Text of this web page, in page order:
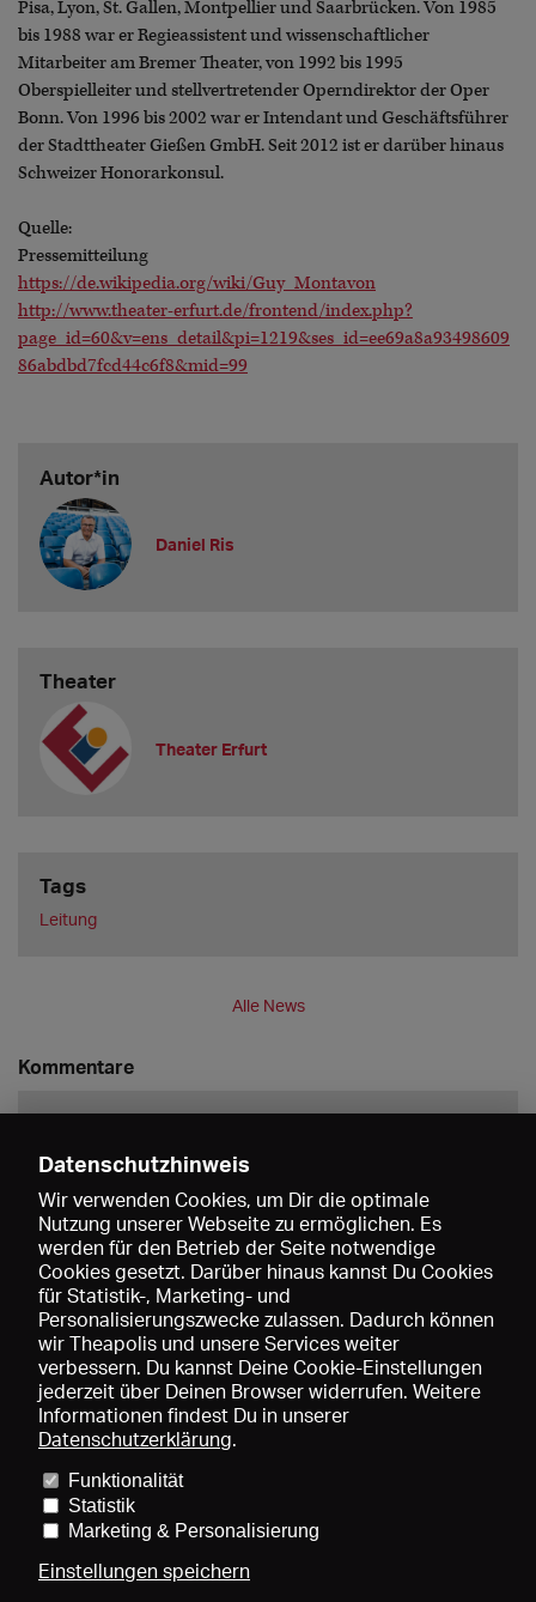
Pisa, Lyon, St. Gallen, Montpellier und Saarbrücken. Von 1985
bis 1988 war er Regieassistent und wissenschaftlicher
Mitarbeiter am Bremer Theater, von 1992 bis 1995
Oberspielleiter und stellvertretender Operndirektor der Oper
Bonn. Von 1996 bis 2002 war er Intendant und Geschäftsführer
der Stadttheater Gießen GmbH. Seit 2012 ist er darüber hinaus
Schweizer Honorarkonsul.
Quelle:
Pressemitteilung
https://de.wikipedia.org/wiki/Guy_Montavon
http://www.theater-erfurt.de/frontend/index.php?
page_id=60&v=ens_detail&pi=1219&ses_id=ee69a8a93498609
86abdbd7fcd44c6f8&mid=99
Autor*in
Daniel Ris
Theater
Theater Erfurt
Tags
Leitung
Alle News
Kommentare
Speichern
Preise und Mitgliedschaften
Mediadaten
Über uns Impressum
Datenschutzhinweis
Wir verwenden Cookies, um Dir die optimale
Nutzung unserer Webseite zu ermöglichen. Es
werden für den Betrieb der Seite notwendige
Cookies gesetzt. Darüber hinaus kannst Du Cookies
für Statistik-, Marketing- und
Personalisierungszwecke zulassen. Dadurch können
wir Theapolis und unsere Services weiter
verbessern. Du kannst Deine Cookie-Einstellungen
jederzeit über Deinen Browser widerrufen. Weitere
Informationen findest Du in unserer
Datenschutzerklärung.
Funktionalität
Statistik
Marketing & Personalisierung
Einstellungen speichern